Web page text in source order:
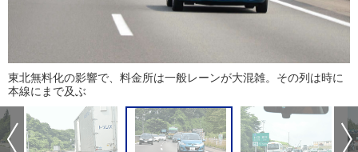
東北無料化の影響で、料金所は一般レーンが大混雑。その列は時に
本線にまで及ぶ